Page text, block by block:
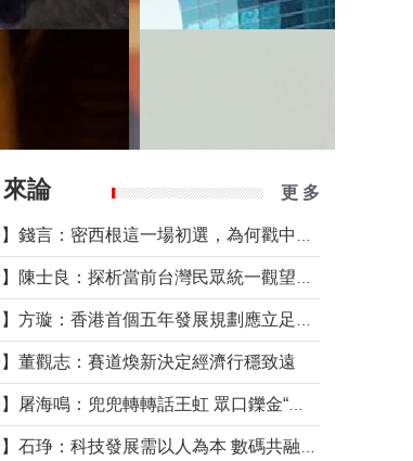
來論 更 多
】董觀志：賽道煥新決定經濟行穩致遠